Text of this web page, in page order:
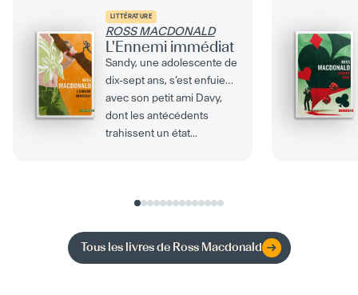
LITTÉRATURE
ROSS MACDONALD
L'Ennemi immédiat
Sandy, une adolescente de
dix-sept ans, s’est enfuie
avec son petit ami Davy,
dont les antécédents
trahissent un état...
Tous les livres de Ross Macdonald